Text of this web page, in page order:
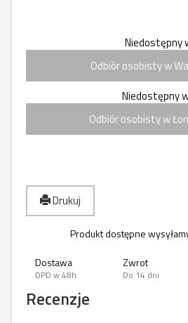
Niedostępny
Odbiór osobisty w
Niedostępny
Odbiór osobisty w
Drukuj
Produkt dostępne
Dostawa
DPD w 48h
Zwrot
Do 14 dni
Recenzje